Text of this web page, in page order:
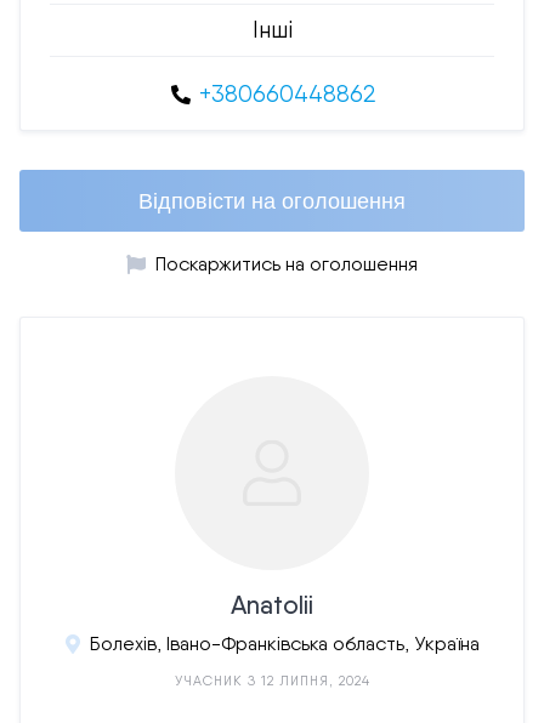
Інші
+380660448862
Відповісти на оголошення
Поскаржитись на оголошення
Anatolii
Болехів, Івано-Франківська область, Україна
УЧАСНИК З 12 ЛИПНЯ, 2024